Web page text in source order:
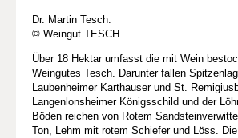
Dr. Martin Tesch.
© Weingut TESCH
Über 18 Hektar umfasst die mit Wein
Weingutes Tesch. Darunter fallen
Laubenheimer Karthauser und St.
Langenlonsheimer Königsschild und der
Böden reichen von Rotem
Ton, Lehm mit rotem Schiefer und Löss.